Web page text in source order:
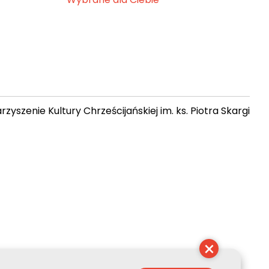
Kultury Chrześcijańskiej im. ks. Piotra Skargi
×